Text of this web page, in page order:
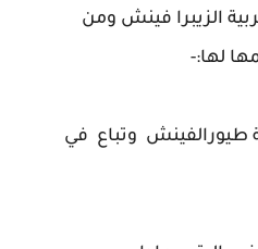
الزيبرا فينش ومن
لها:-
طيورالفينش وتباع في